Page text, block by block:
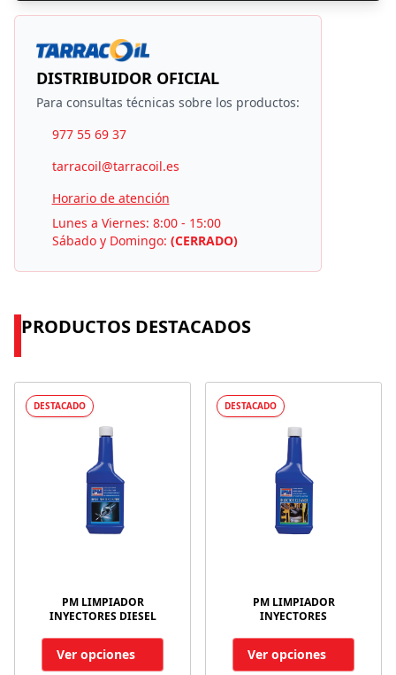
DISTRIBUIDOR OFICIAL
Para consultas técnicas sobre los productos:
977 55 69 37
tarracoil@tarracoil.es
Horario de atención
Lunes a Viernes: 8:00 - 15:00
Sábado y Domingo: (CERRADO)
PRODUCTOS DESTACADOS
DESTACADO
PM LIMPIADOR
INYECTORES DIESEL
Ver opciones
DESTACADO
PM LIMPIADOR
INYECTORES
Ver opciones